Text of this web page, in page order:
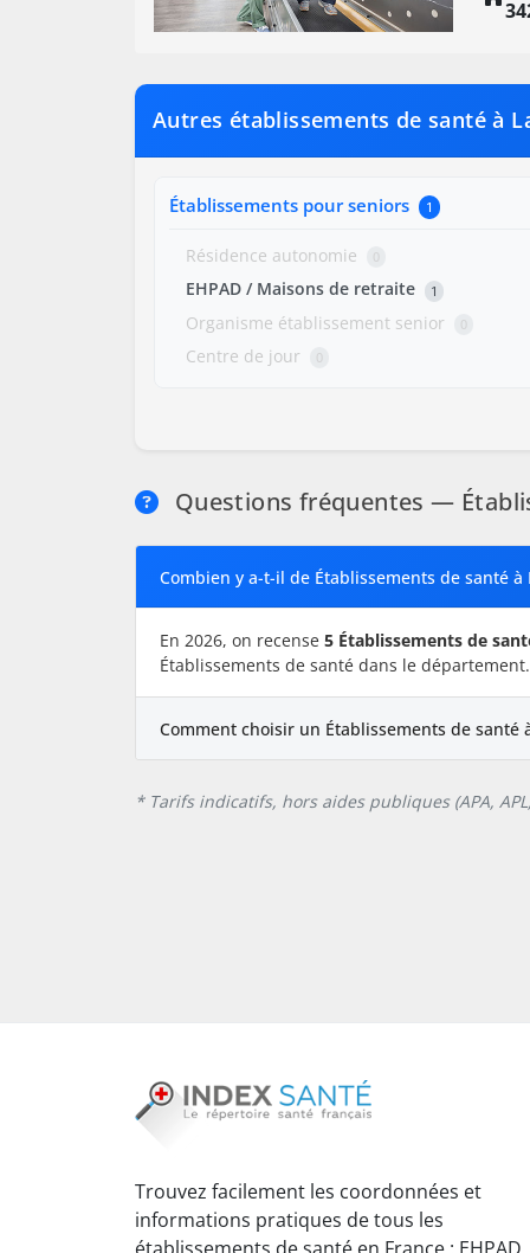
Autres établissements de santé à
Établissements pour seniors 1
Résidence autonomie 0
EHPAD / Maisons de retraite 1
Organisme établissement senior 0
Centre de jour 0
Questions fréquentes —
Combien y a-t-il de Établissements de santé à
En 2026, on recense 5 Établissements de
Établissements de santé dans le département.
Comment choisir un Établissements de santé
* Tarifs indicatifs, hors aides publiques (APA,
Trouvez facilement les coordonnées et
informations pratiques de tous les